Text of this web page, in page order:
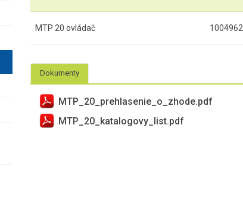
MTP 20 ovládač 1004962
Dokumenty
MTP_20_prehlasenie_o_zhode.pdf
MTP_20_katalogovy_list.pdf